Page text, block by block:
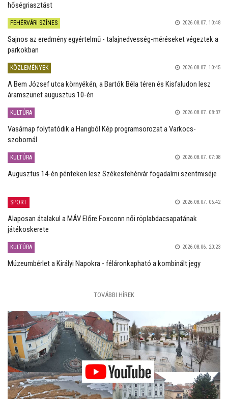
hőségriasztást
FEHÉRVÁRI SZÍNES 2026.08.07. 10:48
Sajnos az eredmény egyértelmű - talajnedvesség-méréseket végeztek a
parkokban
KÖZLEMÉNYEK 2026.08.07. 10:45
A Bem József utca környékén, a Bartók Béla téren és Kisfaludon lesz
áramszünet augusztus 10-én
KULTÚRA 2026.08.07. 08:37
Vasárnap folytatódik a Hangból Kép programsorozat a Varkocs-
szobornál
KULTÚRA 2026.08.07. 07:08
Augusztus 14-én pénteken lesz Székesfehérvár fogadalmi szentmiséje
SPORT 2026.08.07. 06:42
Alaposan átalakul a MÁV Előre Foxconn női röplabdacsapatának
játékoskerete
KULTÚRA 2026.08.06. 20:23
Múzeumbérlet a Királyi Napokra - féláronkapható a kombinált jegy
TOVÁBBI HÍREK